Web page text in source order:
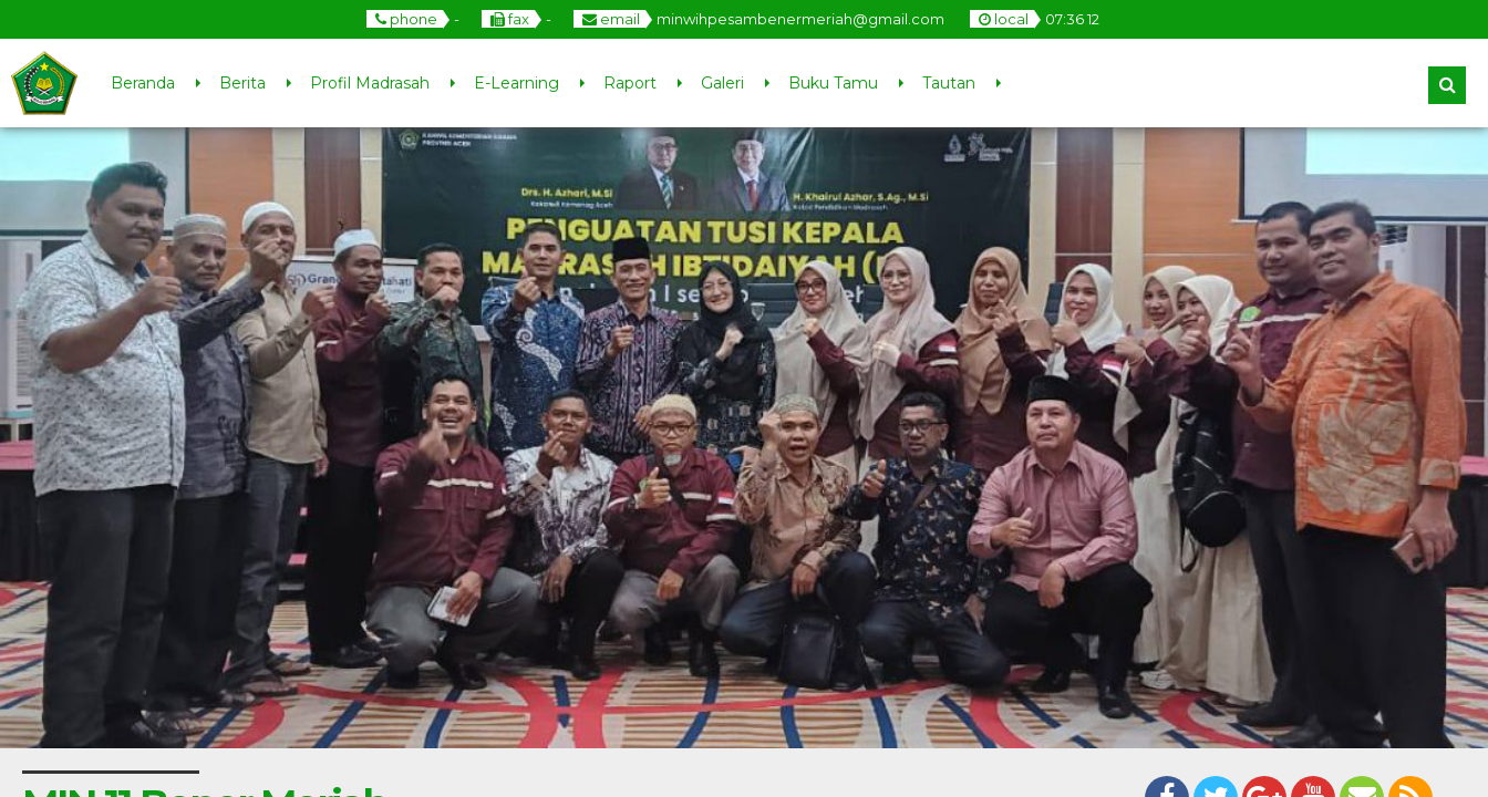
phone - fax - email minwihpesambenermeriah@gmail.com local 07:3613
Beranda Berita Profil Madrasah E-Learning Raport Galeri Buku Tamu Tautan